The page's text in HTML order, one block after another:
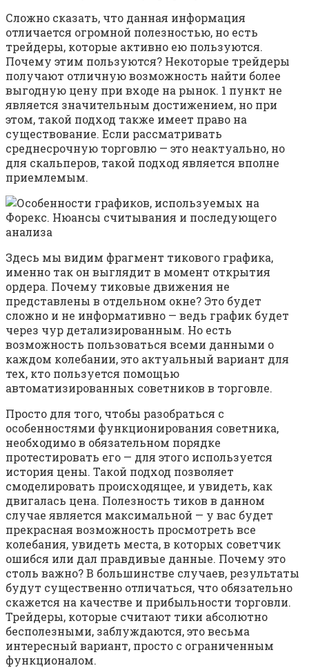
Сложно сказать, что данная информация
отличается огромной полезностью, но есть
трейдеры, которые активно ею пользуются.
Почему этим пользуются? Некоторые трейдеры
получают отличную возможность найти более
выгодную цену при входе на рынок. 1 пункт не
является значительным достижением, но при
этом, такой подход также имеет право на
существование. Если рассматривать
среднесрочную торговлю — это неактуально, но
для скальперов, такой подход является вполне
приемлемым.
Здесь мы видим фрагмент тикового графика,
именно так он выглядит в момент открытия
ордера. Почему тиковые движения не
представлены в отдельном окне? Это будет
сложно и не информативно — ведь график будет
через чур детализированным. Но есть
возможность пользоваться всеми данными о
каждом колебании, это актуальный вариант для
тех, кто пользуется помощью
автоматизированных советников в торговле.
Просто для того, чтобы разобраться с
особенностями функционирования советника,
необходимо в обязательном порядке
протестировать его — для этого используется
история цены. Такой подход позволяет
смоделировать происходящее, и увидеть, как
двигалась цена. Полезность тиков в данном
случае является максимальной — у вас будет
прекрасная возможность просмотреть все
колебания, увидеть места, в которых советчик
ошибся или дал правдивые данные. Почему это
столь важно? В большинстве случаев, результаты
будут существенно отличаться, что обязательно
скажется на качестве и прибыльности торговли.
Трейдеры, которые считают тики абсолютно
бесполезными, заблуждаются, это весьма
интересный вариант, просто с ограниченным
функционалом.